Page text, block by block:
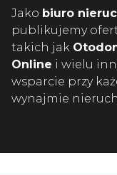
Jako biuro
publikujemy
takich jak
Online i wielu
wsparcie przy
wynajmie